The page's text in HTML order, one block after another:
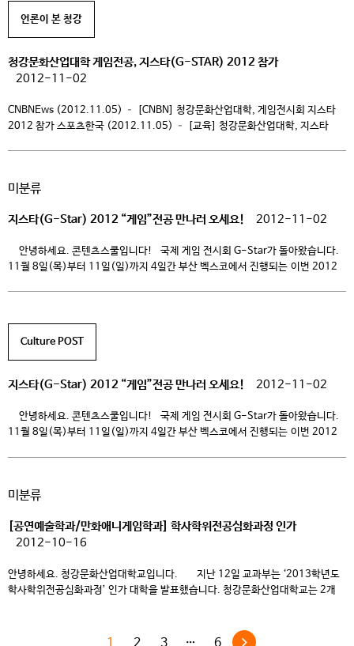
2012 참가 서울신문 (2012.11.02) – 청강문화산업대학 게임전공, […]
언론이 본 청강
청강문화산업대학 게임전공, 지스타(G-STAR) 2012 참가
2012-11-02
CNBNEws (2012.11.05) – [CNBN] 청강문화산업대학, 게임전시회 지스타
2012 참가 스포츠한국 (2012.11.05) – [교육] 청강문화산업대학, 지스타
청강문화산업대학 게임전공, 지스타(G-STAR) 2012 참가 한국경제
코리아뉴스 (2012.11.02) – 청강문화산업대학 게임전공, 지스타(G-STAR)
미분류
지스타(G-Star) 2012 “게임”전공 만나러 오세요! 2012-11-02
안녕하세요. 콘텐츠스쿨입니다! 국제 게임 전시회 G-Star가 돌아왔습니다.
11월 8일(목)부터 11일(일)까지 4일간 부산 벡스코에서 진행되는 이번 2012
Culture POST
지스타(G-Star) 2012 “게임”전공 만나러 오세요! 2012-11-02
안녕하세요. 콘텐츠스쿨입니다! 국제 게임 전시회 G-Star가 돌아왔습니다.
11월 8일(목)부터 11일(일)까지 4일간 부산 벡스코에서 진행되는 이번 2012
위메이드, 블리자드, 닌텐도, 선데이토즈 등 국내외 […]
미분류
[공연예술학과/만화애니게임학과] 학사학위전공심화과정 인가
2012-10-16
안녕하세요. 청강문화산업대학교입니다. 지난 12일 교과부는 ‘2013학년도
학사학위전공심화과정’ 인가 대학을 발표했습니다. 청강문화산업대학교는 2개
전공심화과정을 이수할 경우 (4년제 대학 졸업자가 받는) 학사학위를 취득할 수